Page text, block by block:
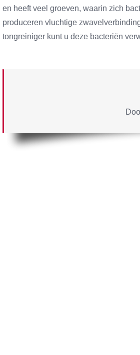
en heeft veel groeven, waarin zich
produceren vluchtige
tongreiniger kunt u deze bacteriën